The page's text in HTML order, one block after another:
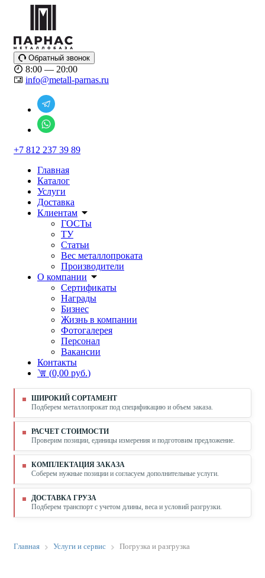
Обратный звонок
8:00 — 20:00
info@metall-parnas.ru
+7 812 237 39 89
Главная
Каталог
Услуги
Доставка
Клиентам
ГОСТы
ТУ
Статьи
Вес металлопроката
Производители
О компании
Сертификаты
Награды
Бизнес
Жизнь в компании
Фотогалерея
Персонал
Вакансии
Контакты
(0,00 руб.)
ШИРОКИЙ СОРТАМЕНТ
Подберем металлопрокат под спецификацию и объем заказа.
РАСЧЕТ СТОИМОСТИ
Проверим позиции, единицы измерения и подготовим предложение.
КОМПЛЕКТАЦИЯ ЗАКАЗА
Соберем нужные позиции и согласуем дополнительные услуги.
ДОСТАВКА ГРУЗА
Подберем транспорт с учетом длины, веса и условий разгрузки.
Главная Услуги и сервис Погрузка и разгрузка